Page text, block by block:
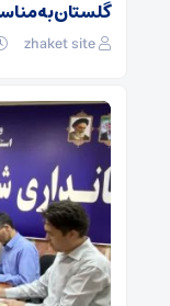
گلستان به
zhaket site